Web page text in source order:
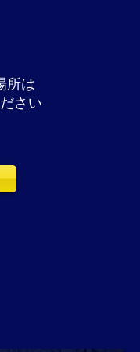
所は
さい